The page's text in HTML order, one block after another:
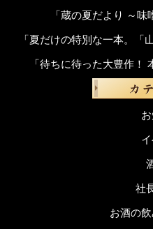
「蔵の夏だより ～味
「夏だけの特別な一本。「
「待ちに待った大豊作！
社
お酒の